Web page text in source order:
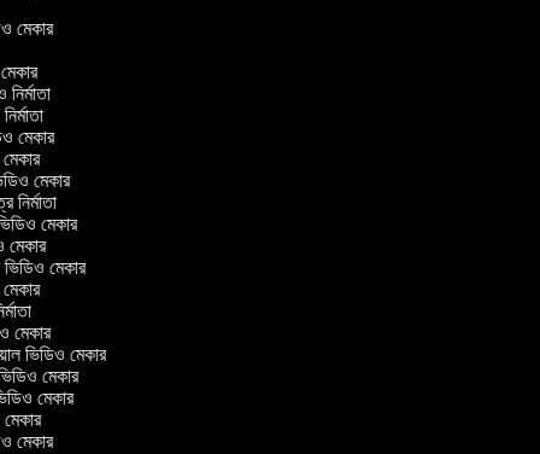
মেকার
নির্মাতা
মেকার
মেকার
মেকার
নির্মাতা
মেকার
মেকার
ভিডিও মেকার
মেকার
মেকার
ভিডিও মেকার
মেকার
মেকার
মেকার
মেকার